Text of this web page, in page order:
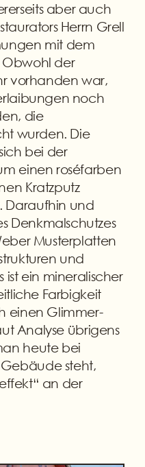
aber auch
Herrn Grell
mit dem
Obwohl der
vorhanden war,
noch
die
wurden. Die
bei der
einen roséfarben
Kratzputz
Daraufhin und
Denkmalschutzes
Musterplatten
und
ist ein mineralischer
Farbigkeit
einen Glimmer-
Analyse übrigens
heute bei
steht,
an der